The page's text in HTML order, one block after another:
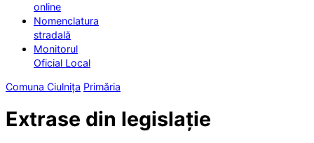
online
Nomenclatura
stradală
Monitorul
Oficial Local
Comuna Ciulnița Primăria
Extrase din legislație